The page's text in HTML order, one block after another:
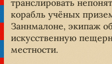
транслировать
корабль учёных
Заннмалоне, экипаж
искусственную
местности.